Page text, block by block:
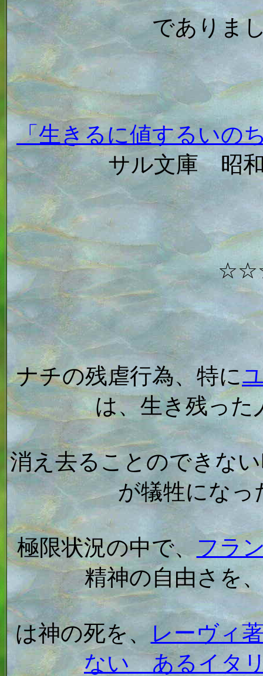
でありま
「生きるに値するいの
サル文庫 昭
ナチの残虐行為、特に
は、生き残った
消え去ることのできな
が犠牲になっ
極限状況の中で、
フラ
精神の自由さを
は神の死を、 レーヴィ
ない あるイタ